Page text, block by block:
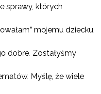
sprawy, których
mojemu dziecku,
dobre. Zostałyśmy
Myślę, że wiele